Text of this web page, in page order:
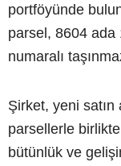
portföyünde
parsel, 8604 ada
numaralı
Şirket, yeni satın
parsellerle
bütünlük ve